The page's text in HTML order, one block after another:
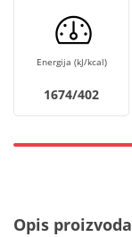
Energija (kJ/kcal)
1674/402
Opis proizvoda